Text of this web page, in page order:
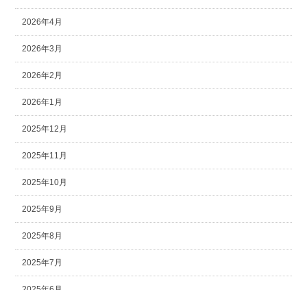
2026年4月
2026年3月
2026年2月
2026年1月
2025年12月
2025年11月
2025年10月
2025年9月
2025年8月
2025年7月